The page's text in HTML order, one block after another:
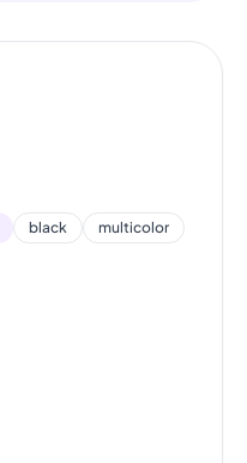
black multicolor